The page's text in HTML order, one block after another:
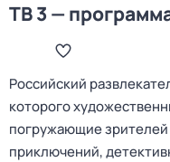
ТВ 3 —
Российский
которого
погружающие
приключений,